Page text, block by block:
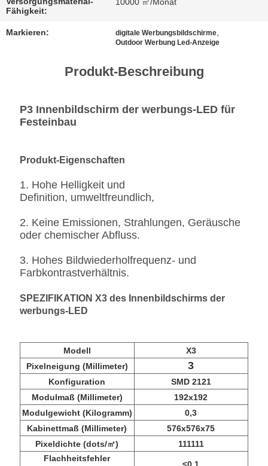
CHATTEN
DATENSCHUTZRICHTLINIE
Fähigkeit:
Markieren: digitale Werbungsbildschirme
Outdoor Werbung Led-Anzeige
Produkt-Beschreibung
P3 Innenbildschirm der werbungs-LED für
Festeinbau
Produkt-Eigenschaften
1. Hohe Helligkeit und
Definition, umweltfreundlich,
2. Keine Emissionen, Strahlungen, Geräusche
oder chemischer Abfluss.
3. Hohes Bildwiederholfrequenz- und
Farbkontrastverhältnis.
SPEZIFIKATION X3 des Innenbildschirms der
werbungs-LED
Modell
X3
Pixelneigung (Millimeter)
3
Konfiguration
SMD 2121
Modulmaß (Millimeter)
192x192
Modulgewicht (Kilogramm)
0,3
Kabinettmaß (Millimeter)
576x576x75
Pixeldichte (dots/㎡)
111111
Flachheitsfehler